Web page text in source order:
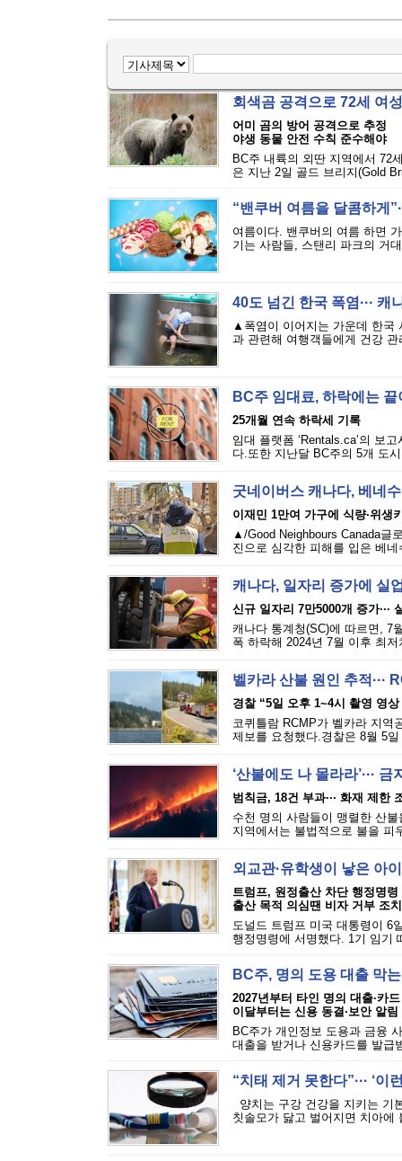
회색곰 공격으로 72세 여
어미 곰의 방어 공격으로 추정
야생 동물 안전 수칙 준수해야
BC주 내륙의 외딴 지역에서 72
은 지난 2일 골드 브리지(Gold
“밴쿠버 여름을 달콤하게
여름이다. 밴쿠버의 여름 하면
기는 사람들, 스탠리 파크의 거
40도 넘긴 한국 폭염···
▲폭염이 이어지는 가운데 한국
과 관련해 여행객들에게 건강
BC주 임대료, 하락에는
25개월 연속 하락세 기록
임대 플랫폼 ‘Rentals.ca’의 보
다.또한 지난달 BC주의 5개 도
굿네이버스 캐나다, 베네
이재민 1만여 가구에 식량·위생
▲/Good Neighbours Canada글
진으로 심각한 피해를 입은 베
캐나다, 일자리 증가에 실
신규 일자리 7만5000개 증가···
캐나다 통계청(SC)에 따르면, 7
폭 하락해 2024년 7월 이후 최
벨카라 산불 원인 추적···
경찰 “5일 오후 1~4시 촬영 영상
코퀴틀람 RCMP가 벨카라 지역
제보를 요청했다.경찰은 8월 5
‘산불에도 나 몰라라’···
범칙금, 18건 부과··· 화재 제한
수천 명의 사람들이 맹렬한 산
지역에서는 불법적으로 불을 피
외교관·유학생이 낳은 아
트럼프, 원정출산 차단 행정명령
출산 목적 의심땐 비자 거부 조치
도널드 트럼프 미국 대통령이 6
행정명령에 서명했다. 1기 임기
BC주, 명의 도용 대출 막
2027년부터 타인 명의 대출·카
이달부터는 신용 동결·보안 알
BC주가 개인정보 도용과 금융
대출을 받거나 신용카드를 발급
“치태 제거 못한다”··· ‘
양치는 구강 건강을 지키는 기
칫솔모가 닳고 벌어지면 치아에